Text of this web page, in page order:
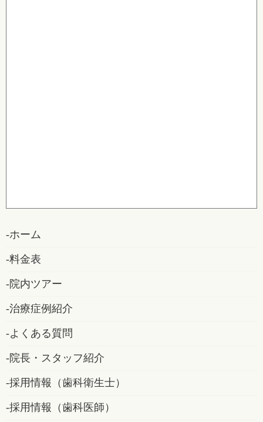
ホーム
料金表
院内ツアー
治療症例紹介
よくある質問
院長・スタッフ紹介
採用情報（歯科衛生士）
採用情報（歯科医師）